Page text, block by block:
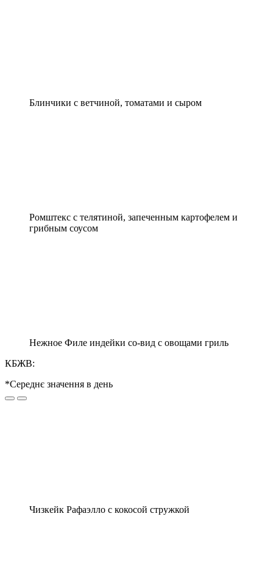
Блинчики с ветчиной, томатами и сыром
Ромштекс с телятиной, запеченным картофелем и
грибным соусом
Нежное Филе индейки со-вид с овощами гриль
КБЖВ:
*Середнє значення в день
Чизкейк Рафаэлло с кокосой стружкой